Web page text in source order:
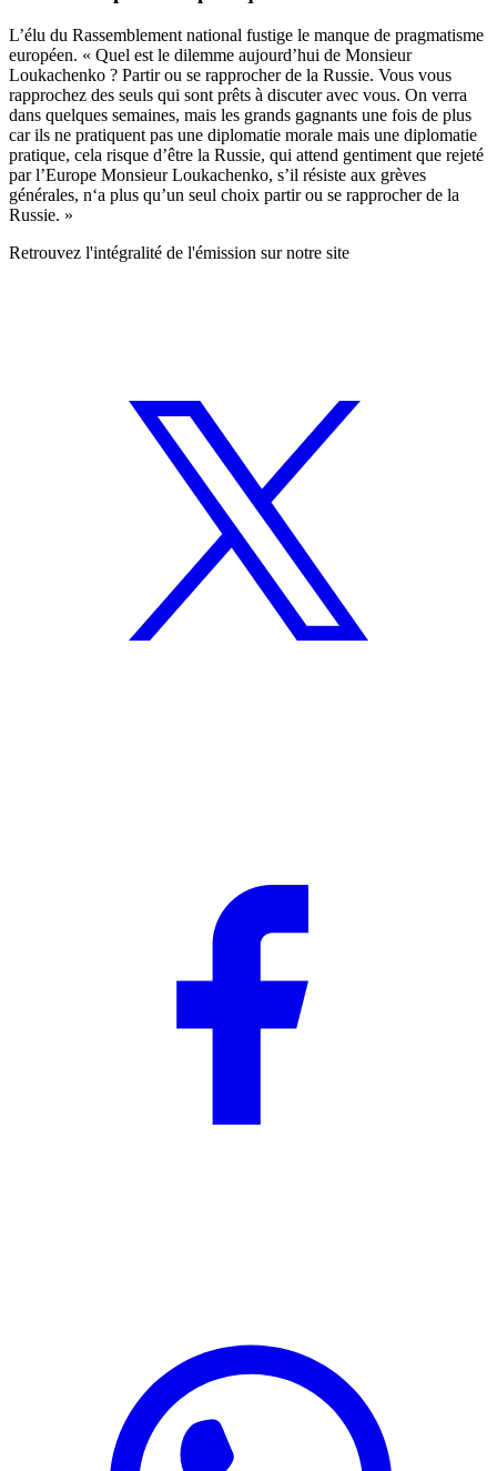
L’élu du Rassemblement national fustige le manque de pragmatisme
européen. « Quel est le dilemme aujourd’hui de Monsieur
Loukachenko ? Partir ou se rapprocher de la Russie. Vous vous
rapprochez des seuls qui sont prêts à discuter avec vous. On verra
dans quelques semaines, mais les grands gagnants une fois de plus
car ils ne pratiquent pas une diplomatie morale mais une diplomatie
pratique, cela risque d’être la Russie, qui attend gentiment que rejeté
par l’Europe Monsieur Loukachenko, s’il résiste aux grèves
générales, n‘a plus qu’un seul choix partir ou se rapprocher de la
Russie. »
Retrouvez l'intégralité de l'émission sur notre site